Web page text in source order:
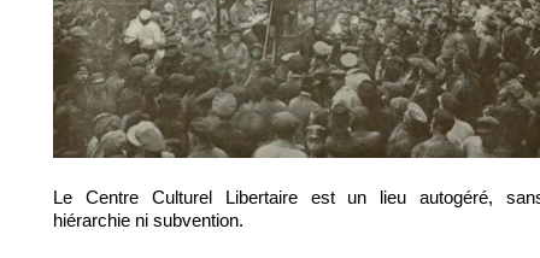
Le Centre Culturel Libertaire est un lieu autogéré,
hiérarchie ni subvention.